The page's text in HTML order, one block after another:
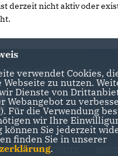
derzeit nicht aktiv oder
der CDU Duisburg
DATENSCHUTZ
verwendet Cookies,
Webseite zu nutzen.
Dienste von
Webangebot zu
Für die Verwendung
wir Ihre
können Sie jederzeit
finden Sie in unserer
.